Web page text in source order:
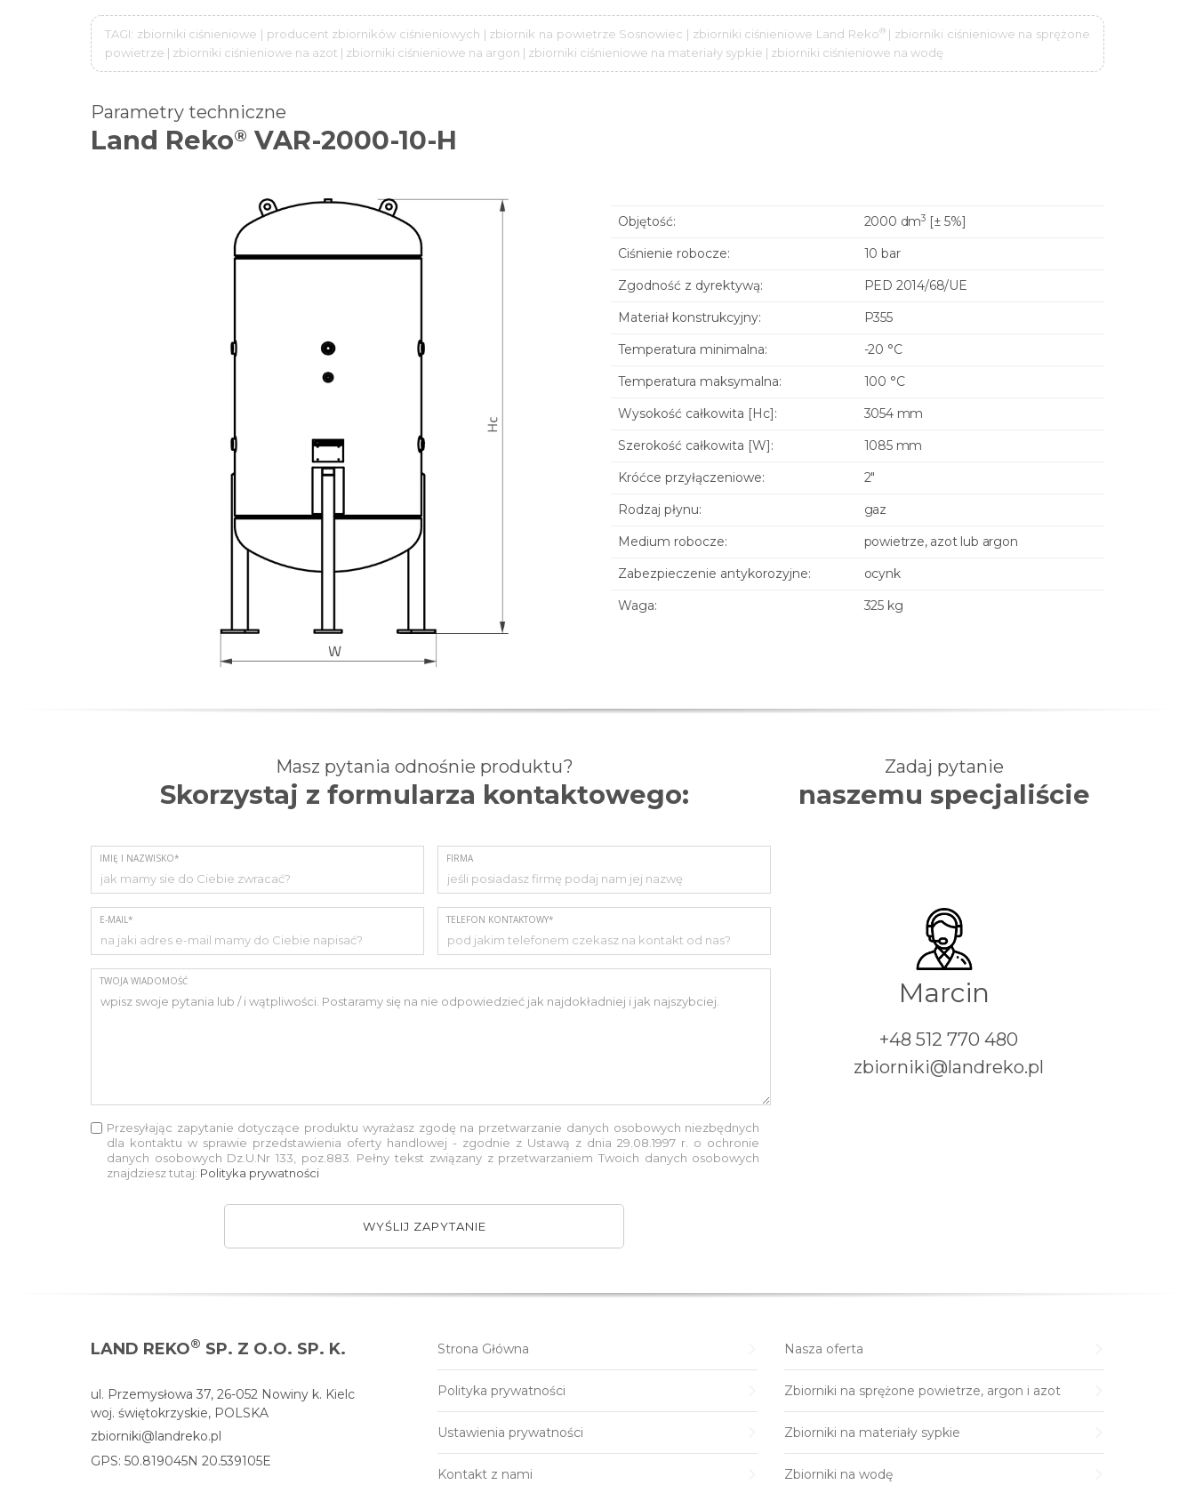
TAGI: zbiorniki ciśnieniowe | producent zbiorników ciśnieniowych | zbiornik na powietrze Sosnowiec | zbiorniki ciśnieniowe Land Reko®| zbiorniki ciśnieniowe na sprężone
powietrze | zbiorniki ciśnieniowe na azot | zbiorniki ciśnieniowe na argon | zbiorniki ciśnieniowe na materiały sypkie | zbiorniki ciśnieniowe na wodę
Parametry techniczne
Land Reko® VAR-2000-10-H
Objętość: 2000 dm3[± 5%]
Ciśnienie robocze:
10 bar
Zgodność z dyrektywą:
PED 2014/68/UE
Materiał konstrukcyjny:
P355
Temperatura minimalna:
-20 °C
Temperatura maksymalna:
100 °C
Wysokość całkowita [Hc]:
3054 mm
Szerokość całkowita [W]:
1085 mm
Króćce przyłączeniowe:
2"
Rodzaj płynu:
gaz
Medium robocze:
powietrze, azot lub argon
Zabezpieczenie antykorozyjne:
ocynk
Waga:
325 kg
Masz pytania odnośnie produktu?
Skorzystaj z formularza kontaktowego:
IMIĘ I NAZWISKO* FIRMA
E-MAIL* TELEFON KONTAKTOWY*
TWOJA WIADOMOŚĆ
Przesyłając zapytanie dotyczące produktu wyrażasz zgodę na przetwarzanie danych osobowych niezbędnych
dla kontaktu w sprawie przedstawienia oferty handlowej - zgodnie z Ustawą z dnia 29.08.1997 r. o ochronie
danych osobowych Dz.U.Nr 133, poz.883. Pełny tekst związany z przetwarzaniem Twoich danych osobowych
znajdziesz tutaj: Polityka prywatności
WYŚLIJ ZAPYTANIE
Zadaj pytanie
naszemu specjaliście
Marcin
+48 512 770 480
zbiorniki@landreko.pl
LAND REKO® SP. Z O.O. SP. K.
ul. Przemysłowa 37, 26-052 Nowiny k. Kielc
woj. świętokrzyskie, POLSKA
zbiorniki@landreko.pl
GPS: 50.819045N 20.539105E
Strona Główna
Polityka prywatności
Ustawienia prywatności
Kontakt z nami
Nasza oferta
Zbiorniki na sprężone powietrze, argon i azot
Zbiorniki na materiały sypkie
Zbiorniki na wodę